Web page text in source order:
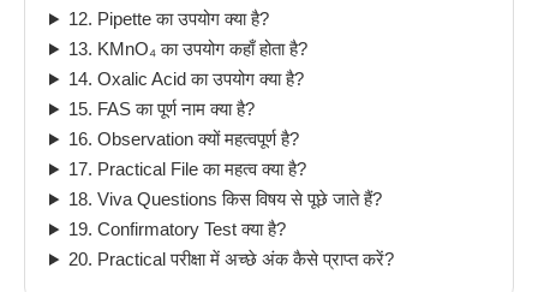
12. Pipette का उपयोग क्या है?
13. KMnO₄ का उपयोग कहाँ होता है?
14. Oxalic Acid का उपयोग क्या है?
15. FAS का पूर्ण नाम क्या है?
16. Observation क्यों महत्वपूर्ण है?
17. Practical File का महत्व क्या है?
18. Viva Questions किस विषय से पूछे जाते हैं?
19. Confirmatory Test क्या है?
20. Practical परीक्षा में अच्छे अंक कैसे प्राप्त करें?